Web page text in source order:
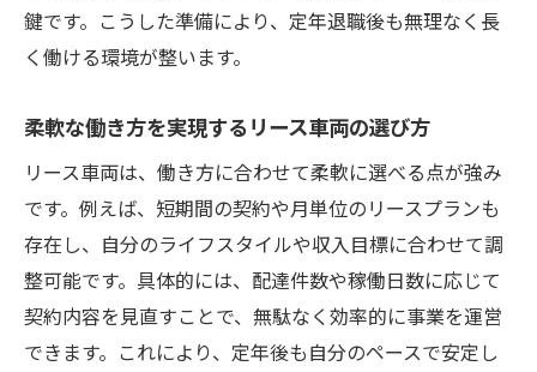
鍵です。こうした準備により、定年退職後も無理なく長
く働ける環境が整います。
柔軟な働き方を実現するリース車両の選び方
リース車両は、働き方に合わせて柔軟に選べる点が強み
です。例えば、短期間の契約や月単位のリースプランも
存在し、自分のライフスタイルや収入目標に合わせて調
整可能です。具体的には、配達件数や稼働日数に応じて
契約内容を見直すことで、無駄なく効率的に事業を運営
できます。これにより、定年後も自分のペースで安定し